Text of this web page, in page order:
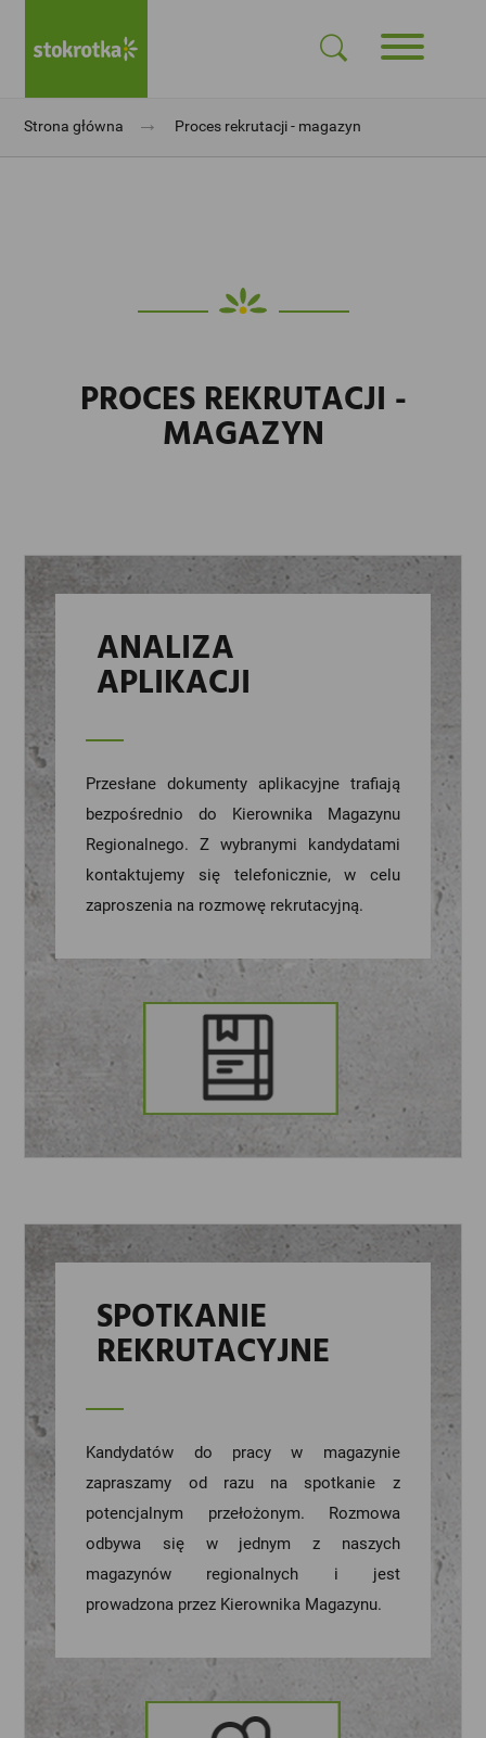
Strona główna → Proces rekrutacji - magazyn
PROCES REKRUTACJI -
MAGAZYN
ANALIZA
APLIKACJI
Przesłane dokumenty aplikacyjne trafiają
bezpośrednio do Kierownika Magazynu
Regionalnego. Z wybranymi kandydatami
kontaktujemy się telefonicznie, w celu
zaproszenia na rozmowę rekrutacyjną.
SPOTKANIE
REKRUTACYJNE
Kandydatów do pracy w magazynie
zapraszamy od razu na spotkanie z
potencjalnym przełożonym. Rozmowa
odbywa się w jednym z naszych
magazynów regionalnych i jest
prowadzona przez Kierownika Magazynu.